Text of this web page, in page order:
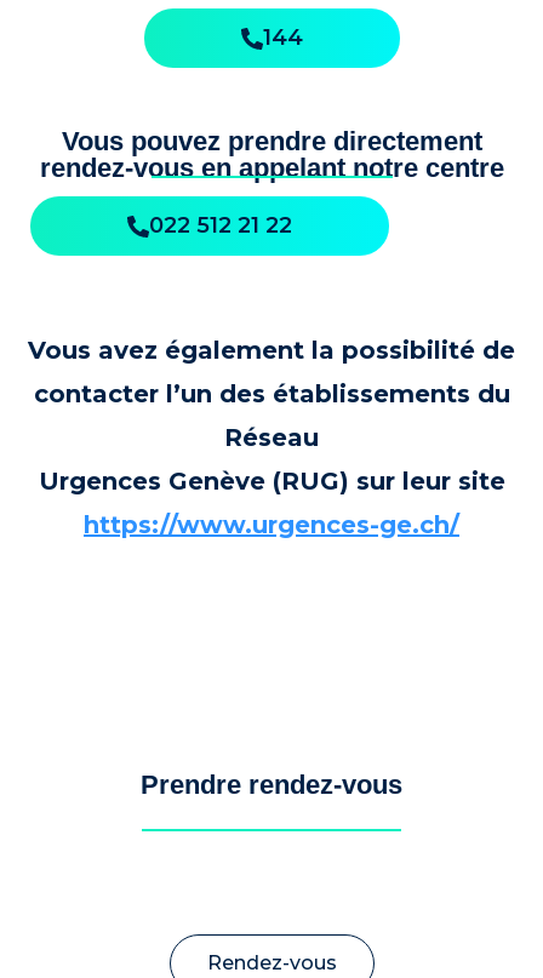
144
Vous pouvez prendre directement
rendez-vous en appelant notre centre
022 512 21 22
Vous avez également la possibilité de
contacter l’un des établissements du
Réseau
Urgences Genève (RUG) sur leur site
https://www.urgences-ge.ch/
Prendre rendez-vous
Rendez-vous